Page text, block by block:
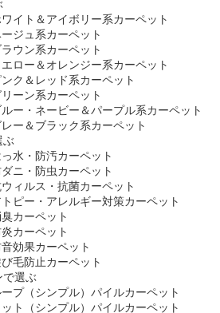
イト＆アイボリー系カーペット
ジュ系カーペット
ラウン系カーペット
エロー＆オレンジー系カーペット
ンク＆レッド系カーペット
リーン系カーペット
ルー・ネービー＆パープル系カーペット
レー＆ブラック系カーペット
ぶ
っ水・防汚カーペット
ダニ・防虫カーペット
ィルス・抗菌カーペット
トピー・アレルギー対策カーペット
カーペット
カーペット
音効果カーペット
毛防止カーペット
で選ぶ
ープ（シンプル）パイルカーペット
ット（シンプル）パイルカーペット